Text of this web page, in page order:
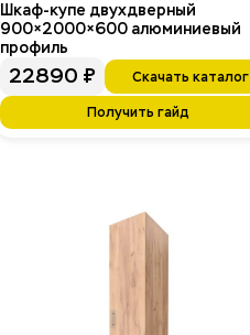
Шкаф-купе двухдверный
900×2000×600 алюминиевый
профиль
22890 ₽ Скачать каталог
Получить гайд